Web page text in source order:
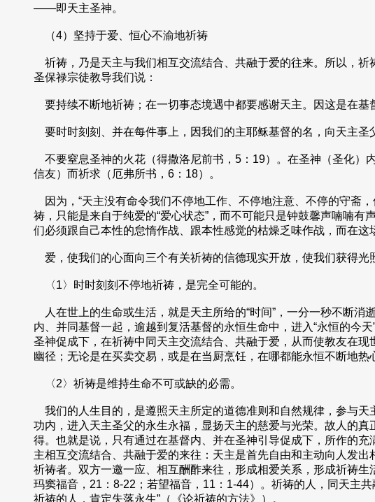
——即天主圣神。
（4）坚持于爱、恒心不渝地祈祷
祈祷，乃是天主与我们相互交流结合、共融于爱的往来。所以，祈
圣保禄宗徒教导我们说：
要持续不断地祈祷；在一切事态境遇中都要感谢天主。因这是在基
要时时刻刻、并在每件事上，因我们的主耶稣基督的名，向天主圣
不要窒息圣神的火花（得撒洛尼前书，5：19）。在圣神（圣化）
信友）而祈求（厄弗所书，6：18）。
因为，“天主没有命令我们不停地工作、不停地注意、不停的守斋
祷，只能是来自于纯爱的“爱心状态”，而不可能只是钟鼓馨声喃喃
们必须跟自己本性的怠惰作战、跟本性感觉的枯燥乏味作战，而在
爱，使我们的心面向三个有关祈祷的信德现实开放，使我们获得光
〈1〉时时刻刻不停地祈祷，是完全可能的。
人在世上的生命或生活，就是天主所给的“时间”，一分一秒不断消
内、并同基督一起，逾越到复活基督的永恒生命中，进入“永恒的今
圣神促成下，在祈祷中同天主交流结合、共融于爱，从而使教友在现
幽径；无论是在买卖交易，或是在当厨烹饪，在哪都能永恒不断地热
〈2〉祈祷是维持生命不可或缺的必需。
我们的人生目的，是遵照天主所定的道德准则和自然规律，参与
功内，进入天主圣父的永生永福，显扬天主的慈爱与光荣。故人的
得。也就是说，只有通过在基督内、并在圣神引导促成下，所作的
主相互交流结合、共融于爱的来往：天主是首先自由和主动向人发
祈祷者。双方一邀一应、相互酬酢来往，形成相爱关系，形成祈祷
玛窦福音，21：8-22；若望福音，11：1-44）。祈祷的人，同天主
祈祷的人，肯定失落永生”（《论祈祷的方法》）。